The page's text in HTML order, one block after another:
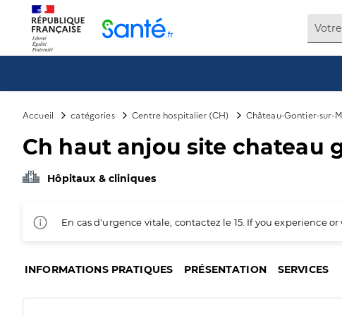
Accueil catégories Centre hospitalier (CH) Château-Gontier-sur-
Ch haut anjou site chateau
Hôpitaux & cliniques
En cas d'urgence vitale, contactez le 15. If you experience
INFORMATIONS PRATIQUES PRÉSENTATION SERVICES
Panneau de gestion des cookies